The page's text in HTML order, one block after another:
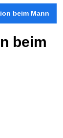
beim Mann
beim